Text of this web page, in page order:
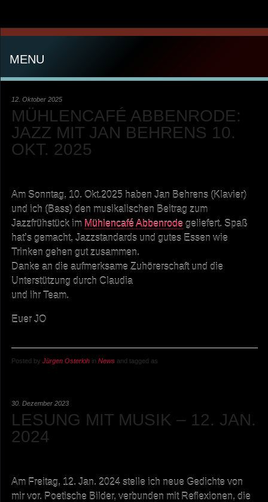
MENU
12. Oktober 2025
MÜHLENCAFÉ ABBENRODE:
JAZZ MIT JAN BEHRENS 10.
OKT. 2025
Am Sonntag, 10. Okt.2025 haben Jan Behrens (Klavier)
und ich (Bass) den musikalischen Beitrag zum
Jazzfrühstück im Mühlencafé Abbenrode geliefert. Spaß
hat’s gemacht, Jazzstandards und gutes Essen wie
Trinken gehen gut zusammen.
Danke an die aufmerksame Zuhörerschaft und die
Unterstützung durch Claudia
und ihr Team.
Euer JO
Posted by Jürgen Osterloh in News and tagged as
30. Dezember 2023
LESUNG MIT MUSIK – 12. JAN.
2024
Am Freitag, 12. Jan. 2024 stelle ich neue Gedichte von
mir vor. Poetische Bilder, verbunden mit Reflexionen, die